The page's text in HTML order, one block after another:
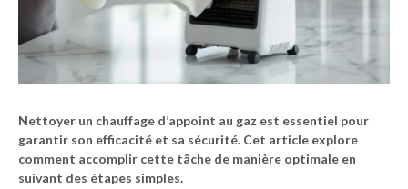
Nettoyer un chauffage d’appoint au gaz est essentiel pour
garantir son efficacité et sa sécurité. Cet article explore
comment accomplir cette tâche de manière optimale en
suivant des étapes simples.